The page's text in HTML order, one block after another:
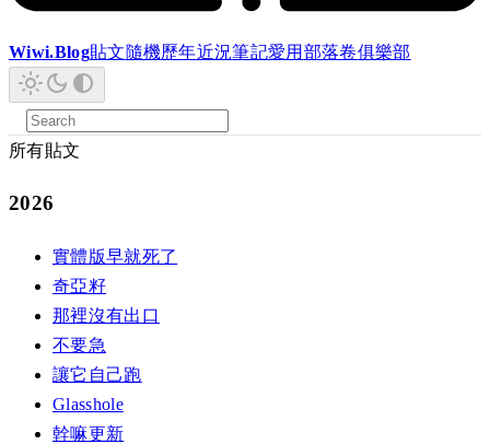
Wiwi.Blog貼文隨機歷年近況筆記愛用 部落卷俱樂部
所有貼文
2026
實體版早就死了
奇亞籽
那裡沒有出口
不要急
讓它自己跑
Glasshole
幹嘛更新